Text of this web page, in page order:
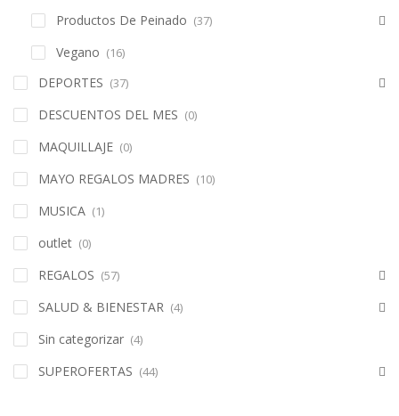
Productos De Peinado (37)
Vegano (16)
DEPORTES (37)
DESCUENTOS DEL MES (0)
MAQUILLAJE (0)
MAYO REGALOS MADRES (10)
MUSICA (1)
outlet (0)
REGALOS (57)
SALUD & BIENESTAR (4)
Sin categorizar (4)
SUPEROFERTAS (44)